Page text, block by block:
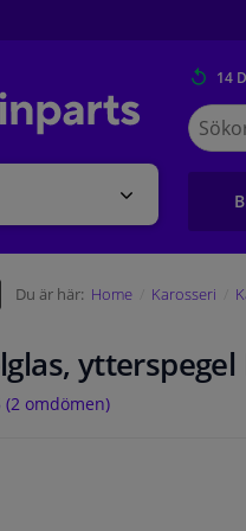
14
Sök
på
Du är här: Home Karosseri
ytterspegel
(2 omdömen)